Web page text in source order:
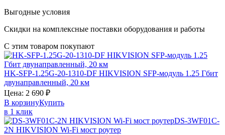
Выгодные условия
Скидки на комплексные поставки оборудования и работы
С этим товаром покупают
HK-SFP-1.25G-20-1310-DF HIKVISION SFP-модуль 1.25 Гбит
двунаправленный, 20 км
Цена: 2 690 ₽
В корзинуКупить
в 1 клик
DS-3WF01C-
2N HIKVISION Wi-Fi мост роутер